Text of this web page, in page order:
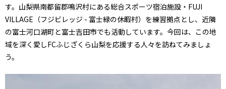
す。山梨県南都留郡鳴沢村にある総合スポーツ宿泊施設・FUJI
VILLAGE（フジビレッジ - 富士緑の休暇村）を練習拠点とし、近隣
の富士河口湖町と富士吉田市でも活動しています。今回は、この地
域を深く愛しFCふじざくら山梨を応援する人々を訪ねてみましょ
う。